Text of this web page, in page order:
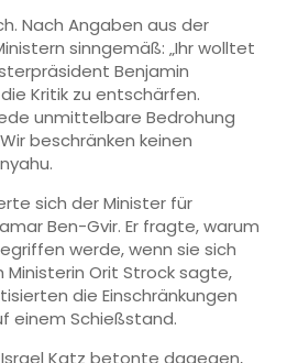
Nach Angaben aus der
sinngemäß: „Ihr wolltet
Benjamin
Kritik zu entschärfen.
unmittelbare Bedrohung
beschränken keinen
sich der Minister für
Ben-Gvir. Er fragte, warum
werde, wenn sie sich
Orit Strock sagte,
die Einschränkungen
einem Schießstand.
Katz betonte dagegen,